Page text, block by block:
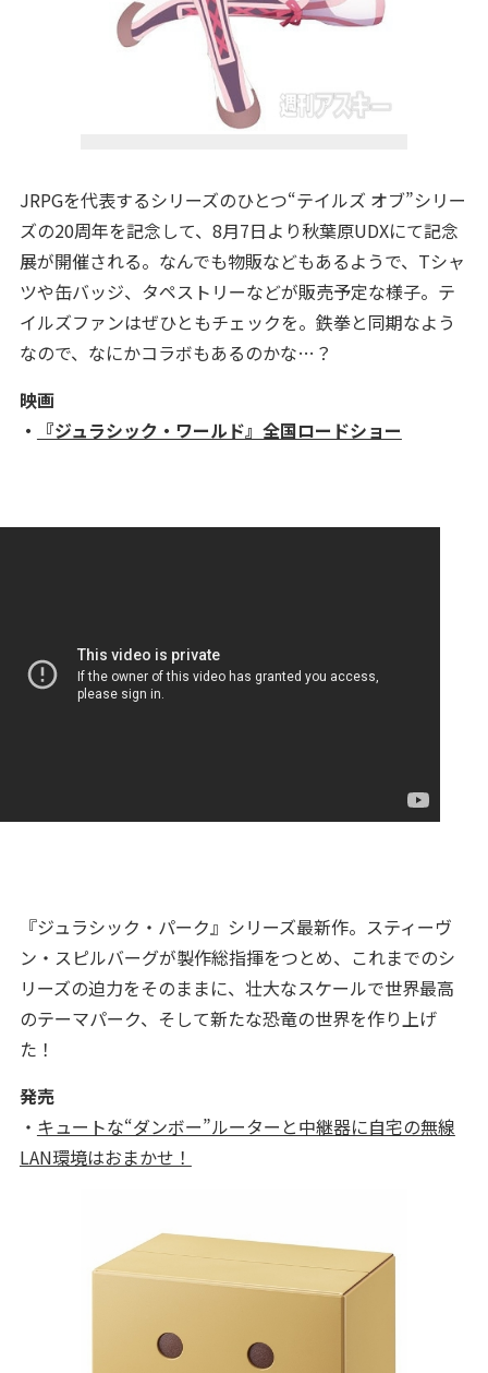
JRPGを代表するシリーズのひとつ“テイルズ オブ”シリー
ズの20周年を記念して、8月7日より秋葉原UDXにて記念
展が開催される。なんでも物販などもあるようで、Tシャ
ツや缶バッジ、タペストリーなどが販売予定な様子。テ
イルズファンはぜひともチェックを。鉄拳と同期なよう
なので、なにかコラボもあるのかな…？
映画
・
『ジュラシック・ワールド』全国ロードショー
『ジュラシック・パーク』シリーズ最新作。スティーヴ
ン・スピルバーグが製作総指揮をつとめ、これまでのシ
リーズの迫力をそのままに、壮大なスケールで世界最高
のテーマパーク、そして新たな恐竜の世界を作り上げ
た！
発売
・ キュートな“ダンボー”ルーターと中継器に自宅の無線
LAN環境はおまかせ！